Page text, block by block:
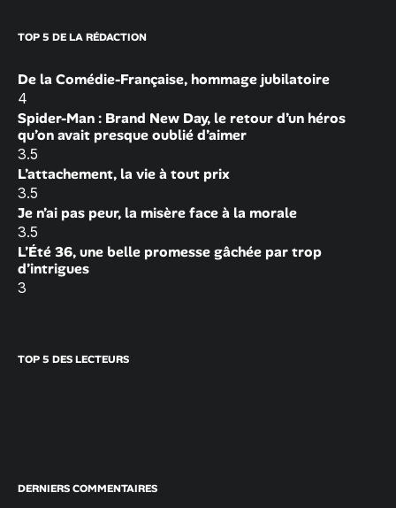
TOP 5 DE LA RÉDACTION
De la Comédie-Française, hommage jubilatoire
4
Spider-Man : Brand New Day, le retour d’un héros
qu’on avait presque oublié d’aimer
3.5
L’attachement, la vie à tout prix
3.5
Je n’ai pas peur, la misère face à la morale
3.5
L’Été 36, une belle promesse gâchée par trop
d’intrigues
3
TOP 5 DES LECTEURS
DERNIERS COMMENTAIRES